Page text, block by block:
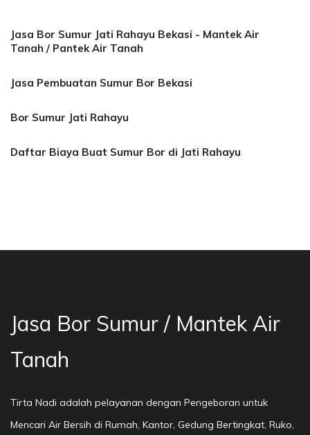
Jasa Bor Sumur Jati Rahayu Bekasi - Mantek Air
Tanah / Pantek Air Tanah
Jasa Pembuatan Sumur Bor Bekasi
Bor Sumur Jati Rahayu
Daftar Biaya Buat Sumur Bor di Jati Rahayu
Jasa Bor Sumur / Mantek Air
Tanah
Tirta Nadi adalah pelayanan dengan Pengeboran untuk
Mencari Air Bersih di Rumah, Kantor, Gedung Bertingkat, Ruko,